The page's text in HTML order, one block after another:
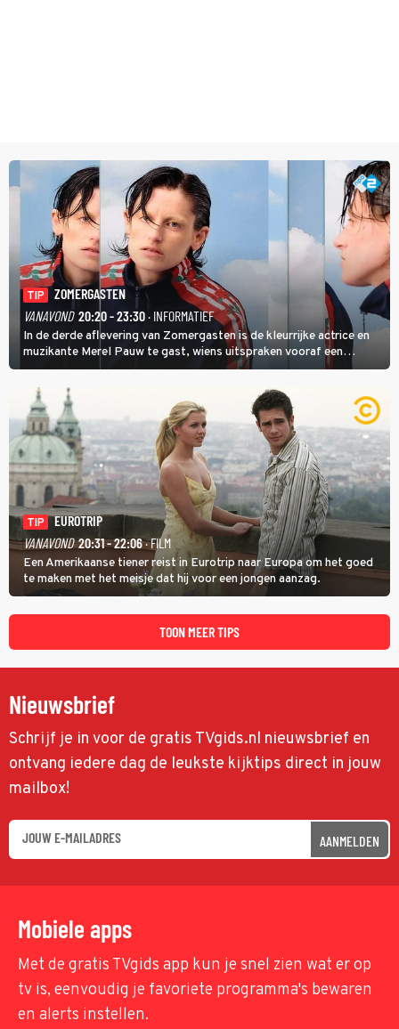
TIP
ZOMERGASTEN
VANAVOND 20:20 - 23:30· INFORMATIEF
In de derde aflevering van Zomergasten is de kleurrijke actrice en
muzikante Merel Pauw te gast, wiens uitspraken vooraf een
boeiende avond beloven: 'Mijn ideale televisieavond is zoals mijn
identiteit: grenzeloos, absurd en vol angsten'.
TIP
EUROTRIP
VANAVOND 20:31 - 22:06· FILM
Een Amerikaanse tiener reist in Eurotrip naar Europa om het goed
te maken met het meisje dat hij voor een jongen aanzag.
TOON MEER TIPS
Nieuwsbrief
Schrijf je in voor de gratis TVgids.nl nieuwsbrief en
ontvang iedere dag de leukste kijktips direct in jouw
mailbox!
AANMELDEN
Mobiele apps
Met de gratis TVgids app kun je snel zien wat er op
tv is, eenvoudig je favoriete programma's bewaren
en alerts instellen.